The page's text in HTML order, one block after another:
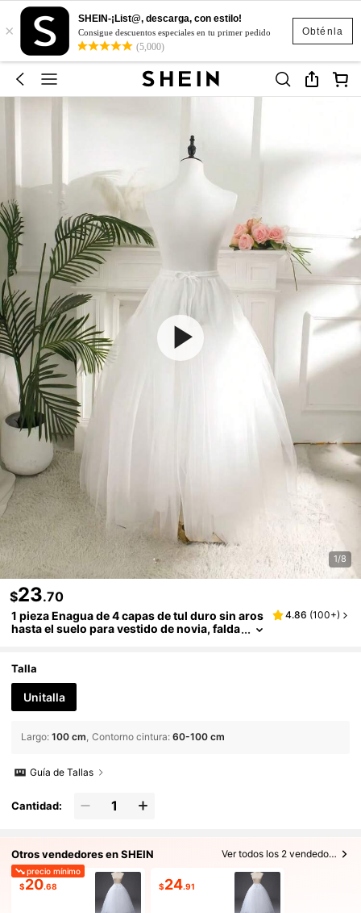
Obténla
×
SHEIN-¡List@, descarga, con estilo!
Consigue descuentos especiales en tu primer pedido
(5,000)
1/8
$23.70
1 pieza Enagua de 4 capas de tul duro sin aros
hasta el suelo para vestido de novia, falda
4.86 (100+)
Talla
Unitalla
Largo: 100 cm Contorno cintura: 60-100 cm
Guía de Tallas
Cantidad:
Otros vendedores en SHEIN Ver todos los 2 vendedores
precio mínimo
$20.68 $24.91